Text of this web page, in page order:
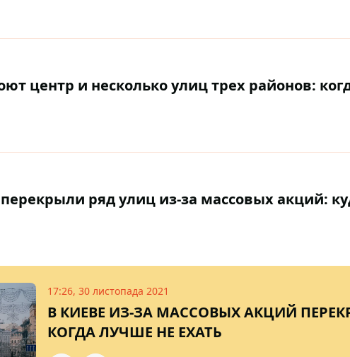
центр и несколько улиц трех районов:
ряд улиц из-за массовых акций:
17:26, 30 листопада 2021
В КИЕВЕ ИЗ-ЗА МАССОВЫХ АКЦИЙ
КОГДА ЛУЧШЕ НЕ ЕХАТЬ